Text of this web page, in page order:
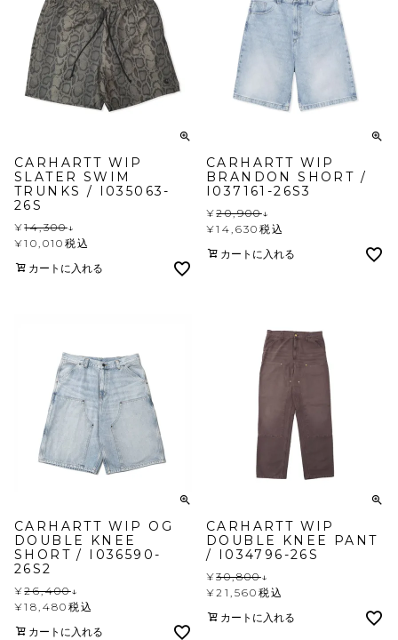
CARHARTT WIP
SLATER SWIM
TRUNKS / I035063-
26S
¥14,300↓
¥10,010 税込
カートに入れる
CARHARTT WIP
BRANDON SHORT /
I037161-26S3
¥20,900↓
¥14,630 税込
カートに入れる
CARHARTT WIP OG
DOUBLE KNEE
SHORT / I036590-
26S2
¥26,400↓
¥18,480 税込
カートに入れる
CARHARTT WIP
DOUBLE KNEE PANT
/ I034796-26S
¥30,800↓
¥21,560 税込
カートに入れる